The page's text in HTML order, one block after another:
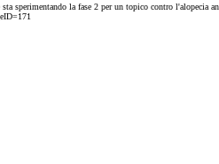
sperimentando la fase 2 per un topico contro l'alopecia